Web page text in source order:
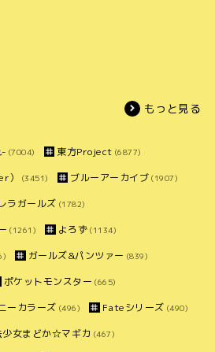
もっと見る
- (7004) 東方Project (6877)
） (3451) ブルーアーカイブ (1907)
ラガールズ (1782)
(1261) よろず (1134)
ガールズ&パンツァー (839)
ポケットモンスター (665)
ーカラーズ (496) Fateシリーズ (490)
少女まどか☆マギカ (467)